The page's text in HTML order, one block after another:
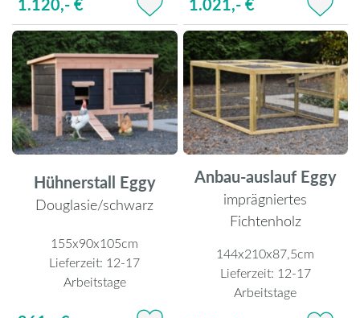
Hühnerstall Eggy
Douglasie/schwarz
155x90x105cm
Lieferzeit: 12-17
Arbeitstage
Anbau-auslauf Eggy
imprägniertes
Fichtenholz
144x210x87,5cm
Lieferzeit: 12-17
Arbeitstage